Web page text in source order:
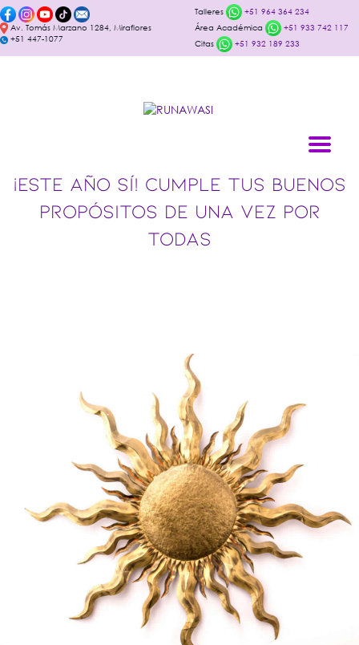
Av. Tomás Marzano 1284, Miraflores
+51 447-1077
Talleres
+51 964 364 234
Área Académica
+51 933 742 117
Citas
+51 932 189 233
¡ESTE AÑO SÍ! CUMPLE TUS BUENOS
PROPÓSITOS DE UNA VEZ POR
TODAS